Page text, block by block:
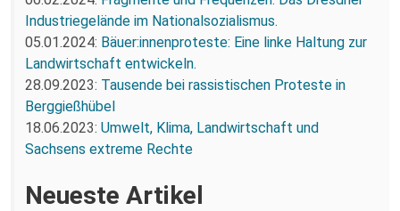
Industriegelände im Nationalsozialismus.
05.01.2024: Bäuer:innenproteste: Eine linke Haltung zur
Landwirtschaft entwickeln.
28.09.2023: Tausende bei rassistischen Proteste in
Berggießhübel
18.06.2023: Umwelt, Klima, Landwirtschaft und
Sachsens extreme Rechte
Neueste Artikel